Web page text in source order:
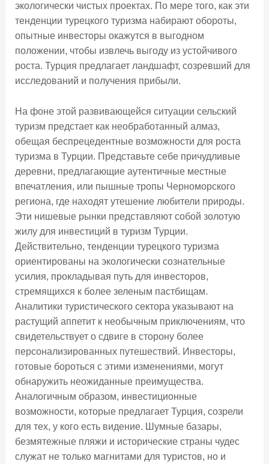
экологически чистых проектах. По мере того, как эти
тенденции турецкого туризма набирают обороты,
опытные инвесторы окажутся в выгодном
положении, чтобы извлечь выгоду из устойчивого
роста. Турция предлагает ландшафт, созревший для
исследований и получения прибыли.
На фоне этой развивающейся ситуации сельский
туризм предстает как необработанный алмаз,
обещая беспрецедентные возможности для роста
туризма в Турции. Представьте себе причудливые
деревни, предлагающие аутентичные местные
впечатления, или пышные тропы Черноморского
региона, где находят утешение любители природы.
Эти нишевые рынки представляют собой золотую
жилу для инвестиций в туризм Турции.
Действительно, тенденции турецкого туризма
ориентированы на экологически сознательные
усилия, прокладывая путь для инвесторов,
стремящихся к более зеленым пастбищам.
Аналитики туристического сектора указывают на
растущий аппетит к необычным приключениям, что
свидетельствует о сдвиге в сторону более
персонализированных путешествий. Инвесторы,
готовые бороться с этими изменениями, могут
обнаружить неожиданные преимущества.
Аналогичным образом, инвестиционные
возможности, которые предлагает Турция, созрели
для тех, у кого есть видение. Шумные базары,
безмятежные пляжи и исторические страны чудес
служат не только магнитами для туристов, но и